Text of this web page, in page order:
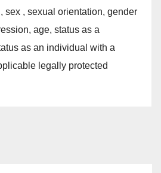
sex , sexual orientation, gender
age, status as a
as an individual with a
legally protected